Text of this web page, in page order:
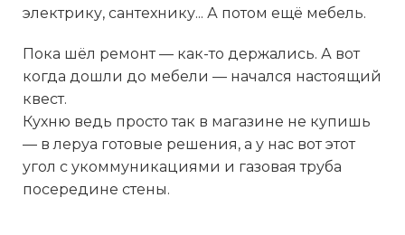
электрику, сантехнику... А потом ещё мебель.
Пока шёл ремонт — как-то держались. А вот
когда дошли до мебели — начался настоящий
квест.
Кухню ведь просто так в магазине не купишь
— в леруа готовые решения, а у нас вот этот
угол с укоммуникациями и газовая труба
посередине стены.